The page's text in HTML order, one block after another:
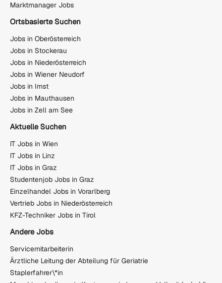
Marktmanager Jobs
Ortsbasierte Suchen
Jobs in Oberösterreich
Jobs in Stockerau
Jobs in Niederösterreich
Jobs in Wiener Neudorf
Jobs in Imst
Jobs in Mauthausen
Jobs in Zell am See
Aktuelle Suchen
IT Jobs in Wien
IT Jobs in Linz
IT Jobs in Graz
Studentenjob Jobs in Graz
Einzelhandel Jobs in Vorarlberg
Vertrieb Jobs in Niederösterreich
KFZ-Techniker Jobs in Tirol
Andere Jobs
Servicemitarbeiterin
Ärztliche Leitung der Abteilung für Geriatrie
Staplerfahrer\*in